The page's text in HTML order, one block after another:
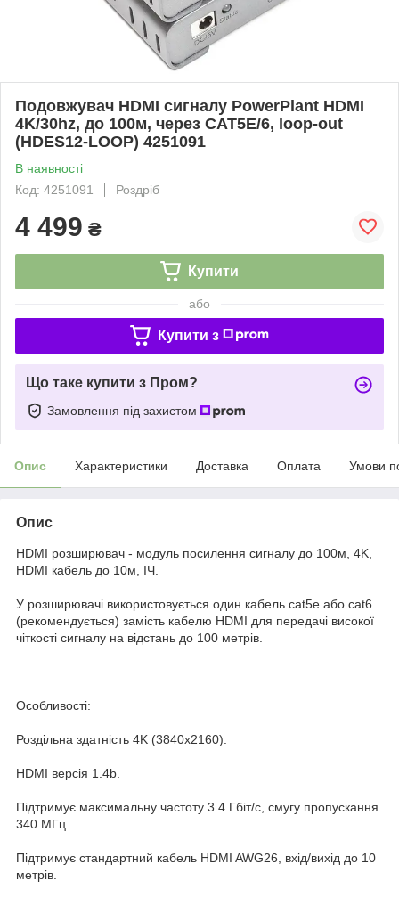
Подовжувач HDMI сигналу PowerPlant HDMI
4K/30hz, до 100м, через CAT5E/6, loop-out
(HDES12-LOOP) 4251091
В наявності
Код: 4251091
Роздріб
4 499 ₴
Купити
або
Купити з
Що таке купити з Пром?
Замовлення під захистом
Опис Характеристики Доставка Оплата Умови
Опис
HDMI розширювач - модуль посилення сигналу до 100м, 4K,
HDMI кабель до 10м, ІЧ.
У розширювачі використовується один кабель cat5e або cat6
(рекомендується) замість кабелю HDMI для передачі високої
чіткості сигналу на відстань до 100 метрів.
Особливості:
Роздільна здатність 4K (3840x2160).
HDMI версія 1.4b.
Підтримує максимальну частоту 3.4 Гбіт/с, смугу пропускання
340 МГц.
Підтримує стандартний кабель HDMI AWG26, вхід/вихід до 10
метрів.